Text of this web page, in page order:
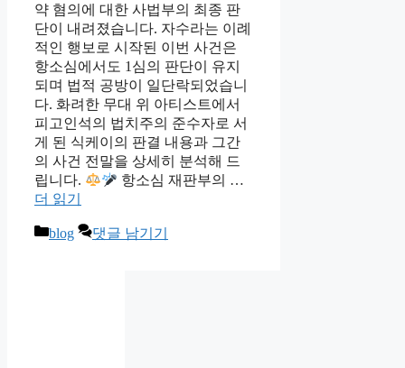
약 혐의에 대한 사법부의 최종 판
단이 내려졌습니다. 자수라는 이례
적인 행보로 시작된 이번 사건은
항소심에서도 1심의 판단이 유지
되며 법적 공방이 일단락되었습니
다. 화려한 무대 위 아티스트에서
피고인석의 법치주의 준수자로 서
게 된 식케이의 판결 내용과 그간
의 사건 전말을 상세히 분석해 드
립니다.
항소심 재판부의 …
더 읽기
카
blog 댓글 남기기